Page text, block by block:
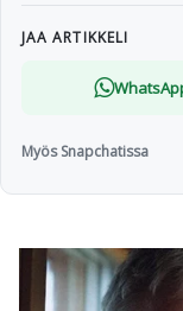
JAA ARTIKKELI
Myös Snapchatissa